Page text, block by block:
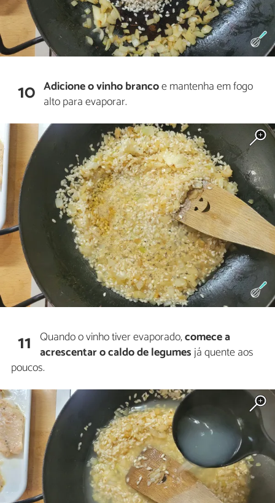
10 Adicione o vinho brancoe mantenha em fogo
alto para evaporar.
11 Quando o vinho tiver evaporado,comece a
acrescentar o caldo de legumesjá quente aos
poucos.